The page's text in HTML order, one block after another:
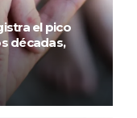
el pico
décadas,